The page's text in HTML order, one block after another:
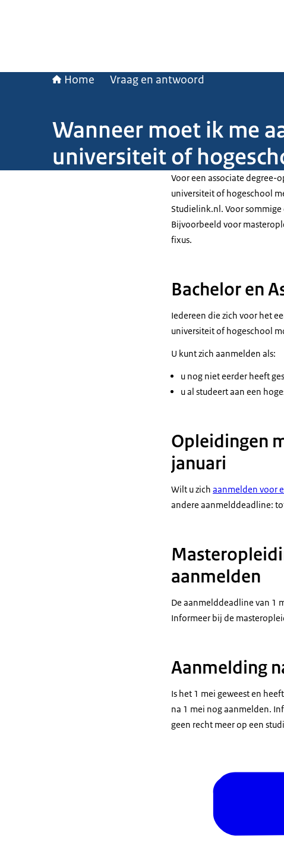
Home Vraag en antwoord
Wanneer moet ik me
universiteit of
Voor een associate degree-
universiteit of hogeschool
Studielink.nl. Voor
Bijvoorbeeld voor
fixus.
Bachelor en
Iedereen die zich voor het
universiteit of hogeschool
U kunt zich aanmelden als:
u nog niet eerder heeft
u al studeert aan een
Opleidingen
januari
Wilt u zich aanmelden voor
andere aanmelddeadline:
aanmelden
De aanmelddeadline van 1
Informeer bij de
Aanmelding
Is het 1 mei geweest en
na 1 mei nog aanmelden.
geen recht meer op een